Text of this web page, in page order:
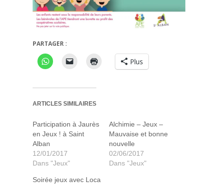
PARTAGER :
Plus
ARTICLES SIMILAIRES
Participation à Jaurès
en Jeux ! à Saint
Alban
12/01/2017
Dans "Jeux"
Alchimie – Jeux –
Mauvaise et bonne
nouvelle
02/06/2017
Dans "Jeux"
Soirée jeux avec Loca